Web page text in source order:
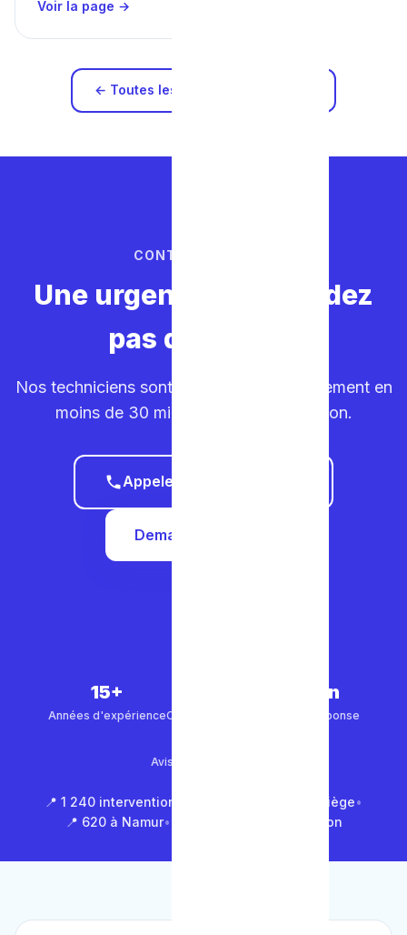
Voir la page →
← Toutes les zones d'intervention
CONTACTEZ-NOUS
Une urgence ? Ne perdez
pas de temps.
Nos techniciens sont sur la route. Déplacement en
moins de 30 minutes dans votre région.
Appeler le 0465 68 51 58
Demander un devis
15+
Années d'expérienceClients satisfaits
30 min
Temps de réponse
Avis Google (500+)
📍 1 240 interventions à Bruxelles 📍 850 à Liège•
📍 620 à Namur• 📍 1 430 en Brabant Wallon